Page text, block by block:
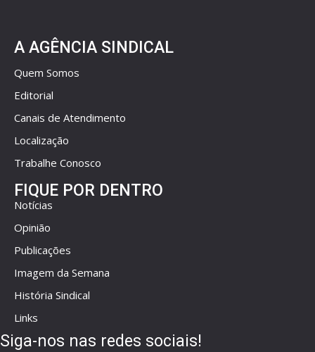
A AGÊNCIA SINDICAL
Quem Somos
Editorial
Canais de Atendimento
Localização
Trabalhe Conosco
FIQUE POR DENTRO
Notícias
Opinião
Publicações
Imagem da Semana
História Sindical
Links
Siga-nos nas redes sociais!